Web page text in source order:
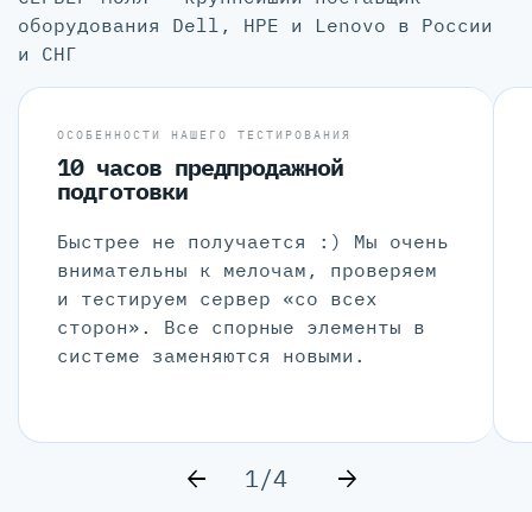
оборудования Dell, HPE и Lenovo в России
и СНГ
ОСОБЕННОСТИ НАШЕГО ТЕСТИРОВАНИЯ
10 часов предпродажной
подготовки
Быстрее не получается :) Мы очень
внимательны к мелочам, проверяем
и тестируем сервер «со всех
сторон». Все спорные элементы в
системе заменяются новыми.
1/4